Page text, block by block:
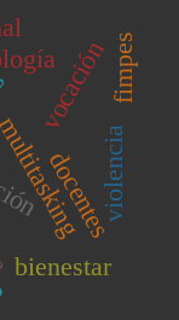
docentes
vocación
bienestar
violencia
fimpes